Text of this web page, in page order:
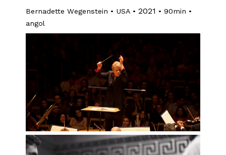
Bernadette Wegenstein • USA •2021 • 90min •
angol